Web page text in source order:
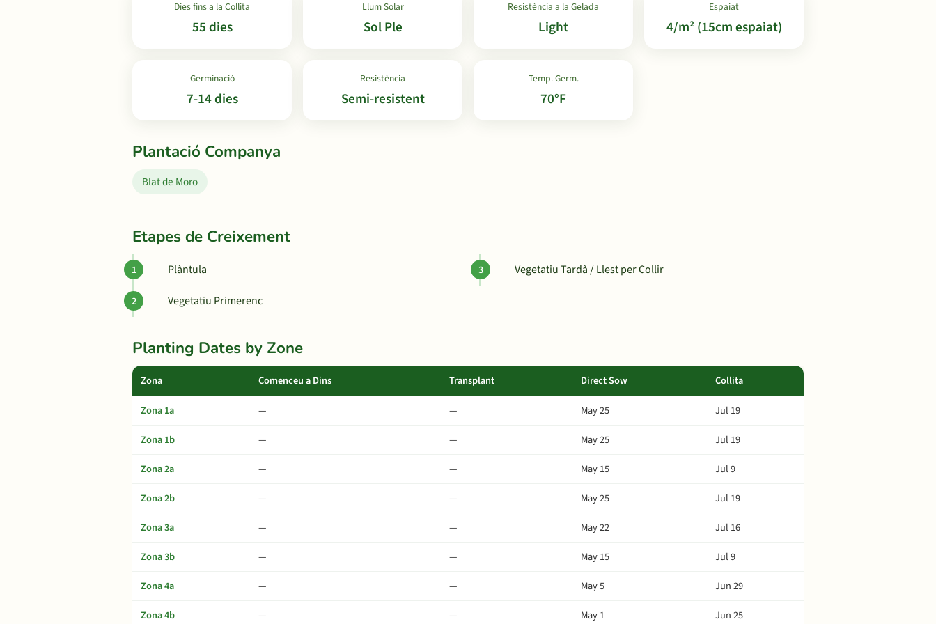
Dies fins a la Collita
55 dies
Llum Solar
Sol Ple
Resistència a la Gelada
Light
Espaiat
4/m² (15cm espaiat)
Germinació
7-14 dies
Resistència
Semi-resistent
Temp. Germ.
70°F
Plantació Companya
Blat de Moro
Etapes de Creixement
Plàntula
Vegetatiu Primerenc
Vegetatiu Tardà / Llest per Collir
Planting Dates by Zone
Zona Comenceu a Dins Transplant Direct Sow Collita
Zona 1a — — May 25
Jul 19
Zona 1b
— — May 25
Jul 19
Zona 2a
— — May 15
Jul 9
Zona 2b
— — May 25
Jul 19
Zona 3a
— — May 22
Jul 16
Zona 3b
— — May 15
Jul 9
Zona 4a
— — May 5
Jun 29
Zona 4b
— — May 1 Jun 25